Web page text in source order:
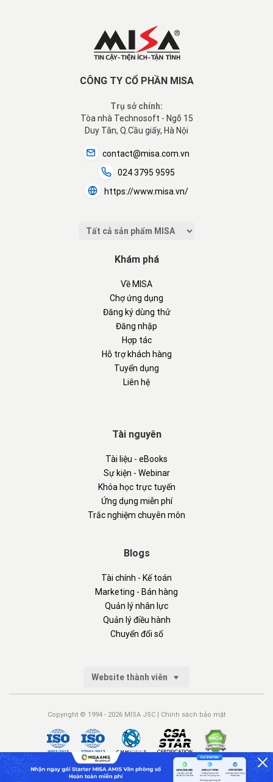
CÔNG TY CỔ PHẦN MISA
Trụ sở chính:
Tòa nhà Technosoft - Ngõ 15
Duy Tân, Q.Cầu giấy, Hà Nội
contact@misa.com.vn
024 3795 9595
https://www.misa.vn/
Khám phá
Về MISA
Chợ ứng dụng
Đăng ký dùng thử
Đăng nhập
Hợp tác
Hỗ trợ khách hàng
Tuyển dụng
Liên hệ
Tài nguyên
Tài liệu - eBooks
Sự kiện - Webinar
Khóa học trực tuyến
Ứng dụng miễn phí
Trắc nghiệm chuyên môn
Blogs
Tài chính - Kế toán
Marketing - Bán hàng
Quản lý nhân lực
Quản lý điều hành
Chuyển đổi số
Website thành viên
Copyright © 1994 - 2026 MISA JSC | Chính sách bảo mật